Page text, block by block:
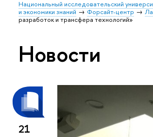
Национальный исследовательский
и экономики знаний
Форсайт-центр
разработок и трансфера технологий»
Новости
21